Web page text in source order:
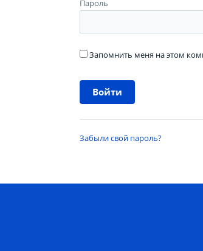
Пароль
Запомнить меня на этом
Забыли свой пароль?